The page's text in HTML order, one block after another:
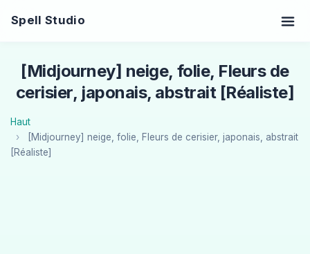
Spell Studio
[Midjourney] neige, folie, Fleurs de
cerisier, japonais, abstrait [Réaliste]
Haut
[Midjourney] neige, folie, Fleurs de cerisier, japonais, abstrait
[Réaliste]